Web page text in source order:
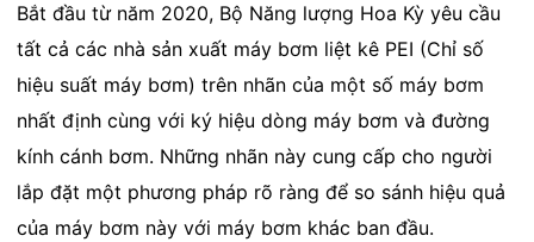
Bắt đầu từ năm 2020, Bộ Năng lượng Hoa Kỳ yêu cầu
tất cả các nhà sản xuất máy bơm liệt kê PEI (Chỉ số
hiệu suất máy bơm) trên nhãn của một số máy bơm
nhất định cùng với ký hiệu dòng máy bơm và đường
kính cánh bơm. Những nhãn này cung cấp cho người
lắp đặt một phương pháp rõ ràng để so sánh hiệu quả
của máy bơm này với máy bơm khác ban đầu.